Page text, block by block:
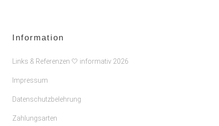
Information
Links & Referenzen 🤍 informativ 2026
Impressum
Datenschutzbelehrung
Zahlungsarten